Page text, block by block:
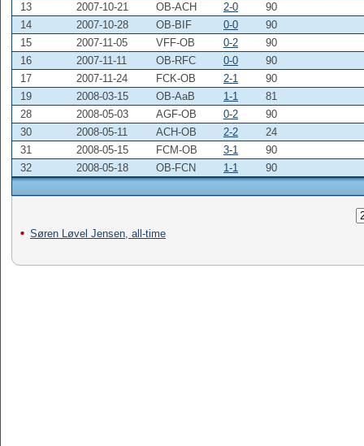
13 2007-10-21 OB-ACH 2-0
90
14
2007-10-28 OB-BIF 0-0
90
15
2007-11-05 VFF-OB 0-2
90
16
2007-11-11 OB-RFC 0-0
90
17
2007-11-24 FCK-OB 2-1
90
19
2008-03-15 OB-AaB 1-1
81
28
2008-05-03 AGF-OB 0-2
90
30
2008-05-11 ACH-OB 2-2
24
31
2008-05-15 FCM-OB 3-1
90
32
2008-05-18 OB-FCN 1-1 90
Søren Løvel Jensen, all-time